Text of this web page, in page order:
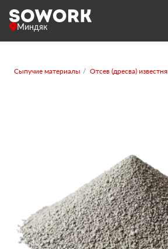
Миндяк
Сыпучие материалы Отсев (дресва)